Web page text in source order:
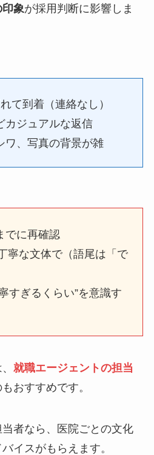
印象が採用判断に影響しま
て到着（連絡なし）
カジュアルな返信
ワ、写真の背景が雑
でに再確認
寧な文体で（語尾は「で
すぎるくらい”を意識す
就職エージェントの担当
おすすめです。
者なら、医院ごとの文化
イスがもらえます。